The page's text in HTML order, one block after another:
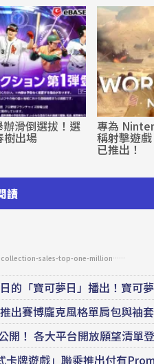
辦滑倒選拔！選
樹出場
專為
稱射擊遊
已推出！
讀
collection-sales-top-one-million……
的「寶可夢日」播出！寶可
出賽博龐克風格單肩包與袖套
開！ 各大平台開放願望清單
牌遊戲」聯乘推出付有